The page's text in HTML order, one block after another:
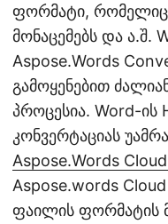
ფორმატი, რომელიც
მონაცემებს და ა.შ.
Aspose.Words
გამოყენებით
პროცესია. Word-ის
კონვერტაციას
Aspose.Words
Aspose.words
ფაილის ფორმატის